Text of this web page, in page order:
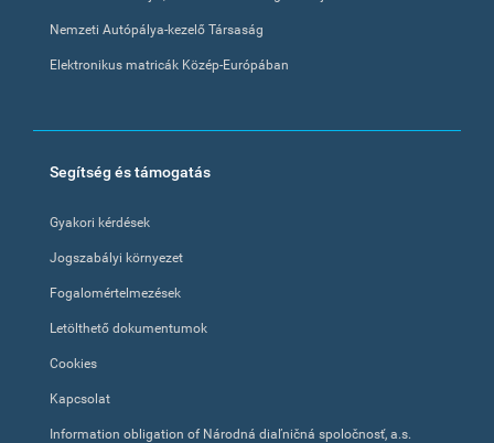
Nemzeti Autópálya-kezelő Társaság
Elektronikus matricák Közép-Európában
Segítség és támogatás
Gyakori kérdések
Jogszabályi környezet
Fogalomértelmezések
Letölthető dokumentumok
Cookies
Kapcsolat
Information obligation of Národná diaľničná spoločnosť, a.s.